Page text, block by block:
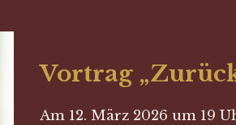
Vortrag
Am 12. März 2026 um 19